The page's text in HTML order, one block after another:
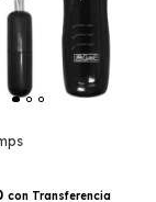
con Transferencia